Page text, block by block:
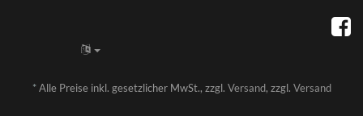
*Alle Preise inkl. gesetzlicher MwSt., zzgl. Versand, zzgl. Versand